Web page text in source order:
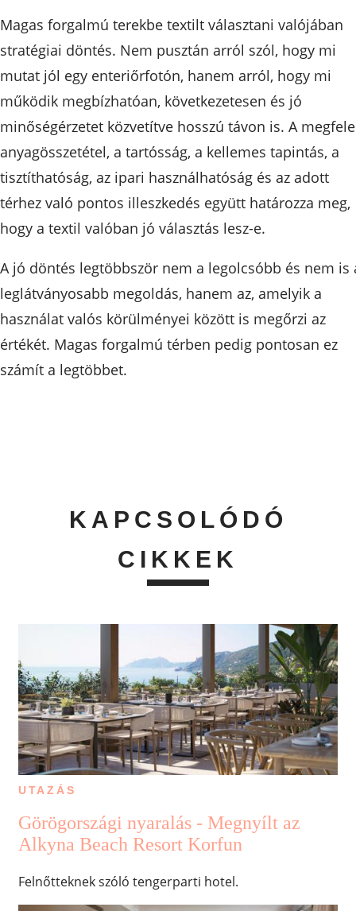
Magas forgalmú terekbe textilt választani valójában
stratégiai döntés. Nem pusztán arról szól, hogy mi
mutat jól egy enteriőrfotón, hanem arról, hogy mi
működik megbízhatóan, következetesen és jó
minőségérzetet közvetítve hosszú távon is. A
anyagösszetétel, a tartósság, a kellemes tapintás, a
tisztíthatóság, az ipari használhatóság és az adott
térhez való pontos illeszkedés együtt határozza meg,
hogy a textil valóban jó választás lesz-e.
A jó döntés legtöbbször nem a legolcsóbb és nem is
leglátványosabb megoldás, hanem az, amelyik a
használat valós körülményei között is megőrzi az
értékét. Magas forgalmú térben pedig pontosan ez
számít a legtöbbet.
KAPCSOLÓDÓ
CIKKEK
UTAZÁS
Görögországi nyaralás - Megnyílt az
Alkyna Beach Resort Korfun
Felnőtteknek szóló tengerparti hotel.